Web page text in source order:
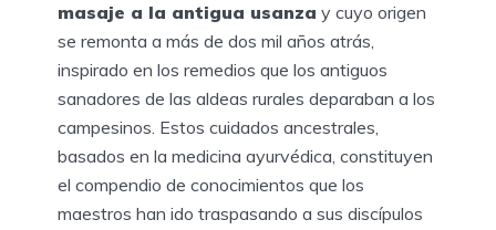
masaje a la antigua usanza y cuyo origen
se remonta a más de dos mil años atrás,
inspirado en los remedios que los antiguos
sanadores de las aldeas rurales deparaban a los
campesinos. Estos cuidados ancestrales,
basados en la medicina ayurvédica, constituyen
el compendio de conocimientos que los
maestros han ido traspasando a sus discípulos